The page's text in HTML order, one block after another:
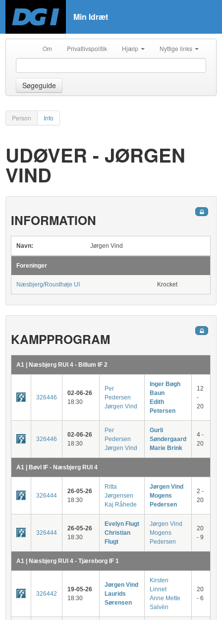
Min Idræt
Om Privatlivspolitik Hjælp Nyttige links
Søgeguide
Person Info
UDØVER - JØRGEN
VIND
INFORMATION
Navn: Jørgen Vind
Foreninger
Næsbjerg/Rousthøje UI Krocket
KAMPPROGRAM
A1 | Næsbjerg RUI 4 - Billum IF 2
326446
02-06-26
18:30
Per
Pedersen
Jørgen Vind
Inger Bøgh
Baun
Edith
Petersen
12
-
20
326446
02-06-26
18:30
Per
Pedersen
Jørgen Vind
Gurli
Søndergaard
Marie Brink
4 -
20
A1 | Bøvl IF - Næsbjerg RUI 4
326444
26-05-26
18:30
Ritta
Jørgensen
Kaj Råhede
Jørgen Vind
Mogens
Pedersen
2 -
20
326444
26-05-26
18:30
Evelyn Flugt
Christian
Flugt
Jørgen Vind
Mogens
Pedersen
20
- 9
A1 | Næsbjerg RUI 4 - Tjæreborg IF 1
326442
19-05-26
18:30
Jørgen Vind
Laurids
Sørensen
Kirsten
Linnet
Anne Mette
Salvèn
20
- 6